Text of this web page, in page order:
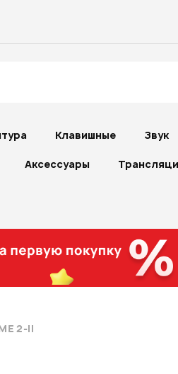
Клавишные Звук
Аксессуары
2-II